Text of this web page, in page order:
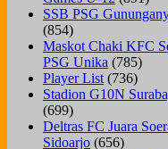
SSB PSG
(854)
Maskot Chaki KFC
PSG Unika (785)
Player List (736)
Stadion G10N
(699)
Deltras FC Juara
Sidoarjo (656)